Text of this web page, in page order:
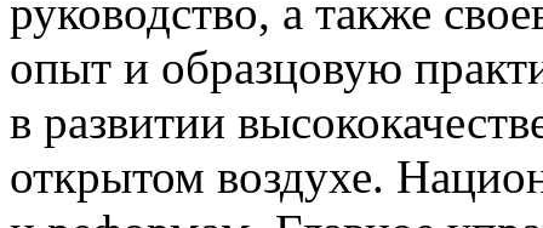
руководство, а также
опыт и образцовую
в развитии
открытом воздухе.